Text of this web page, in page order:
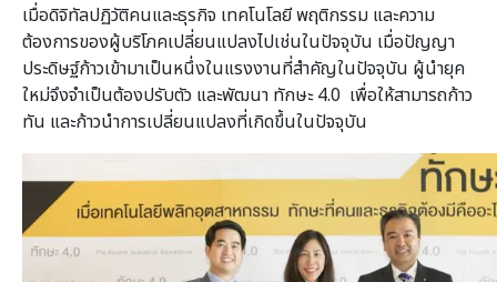
เมื่อดิจิทัลปฏิวัติคนและธุรกิจ เทคโนโลยี พฤติกรรม และความ
ต้องการของผู้บริโภคเปลี่ยนแปลงไปเช่นในปัจจุบัน เมื่อปัญญา
ประดิษฐ์ก้าวเข้ามาเป็นหนึ่งในแรงงานที่สำคัญในปัจจุบัน ผู้นำยุค
ใหม่จึงจำเป็นต้องปรับตัว และพัฒนา ทักษะ 4.0 เพื่อให้สามารถก้าว
ทัน และก้าวนำการเปลี่ยนแปลงที่เกิดขึ้นในปัจจุบัน